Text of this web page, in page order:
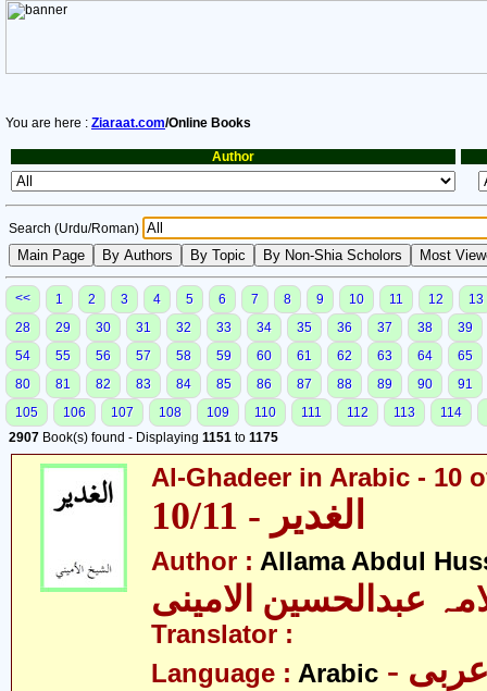
You are here : Ziaraat.com/Online Books
Author
Search (Urdu/Roman)
<< 1 2 3 4 5 6 7 8 9 10 11 12
13
28
29 30 31 32 33 34 35 36 37 38
39
54
55 56 57 58 59 60 61 62 63 64
65
80
81 82 83 84 85 86 87 88 89 90
91
105
106 107 108 109 110 111 112 113
114
2907 Book(s) found - Displaying 1151 to 1175
Al-Ghadeer in Arabic - 10
10/11 - الغدیر
Author : Allama Abdul
عبدالحسین الامینی
Translator :
Language : Arabic عربی